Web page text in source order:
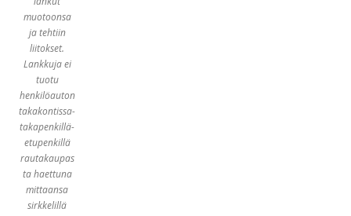
muotoonsa
ja tehtiin
liitokset.
Lankkuja ei
tuotu
henkilöauton
takakontissa-
takapenkillä-
etupenkillä
rautakaupas
ta haettuna
mittaansa
sirkkelillä